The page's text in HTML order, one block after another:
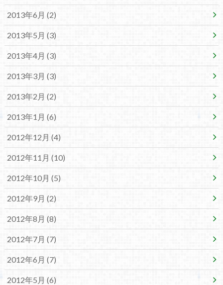
2013年6月 (2)
2013年5月 (3)
2013年4月 (3)
2013年3月 (3)
2013年2月 (2)
2013年1月 (6)
2012年12月 (4)
2012年11月 (10)
2012年10月 (5)
2012年9月 (2)
2012年8月 (8)
2012年7月 (7)
2012年6月 (7)
2012年5月 (6)